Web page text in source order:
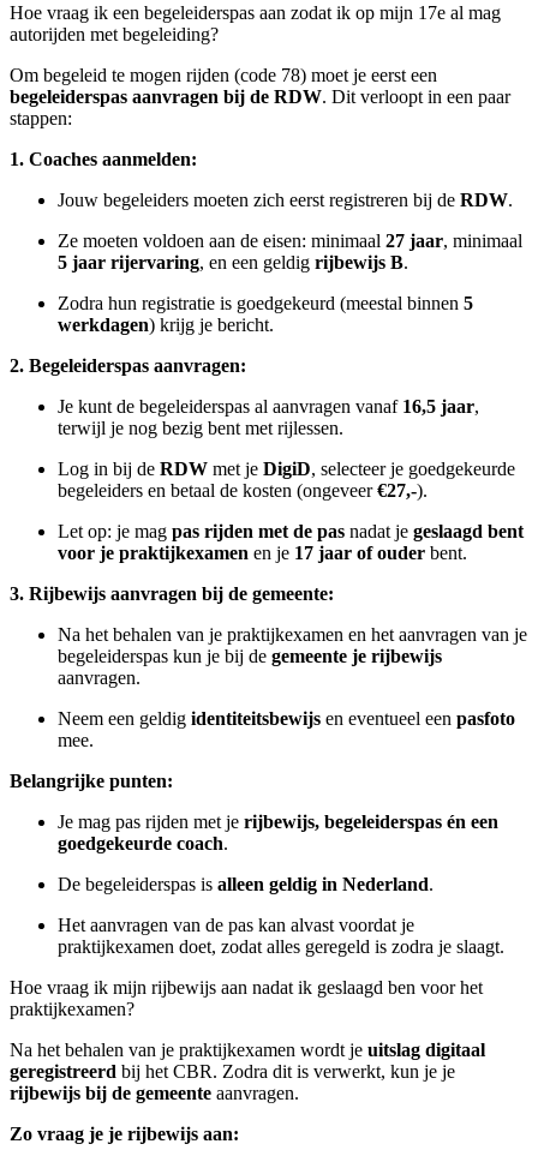
Hoe vraag ik een begeleiderspas aan zodat ik op mijn 17e al mag
autorijden met begeleiding?
Om begeleid te mogen rijden (code 78) moet je eerst een
begeleiderspas aanvragen bij de RDW. Dit verloopt in een paar
stappen:
1. Coaches aanmelden:
Jouw begeleiders moeten zich eerst registreren bij de RDW.
Ze moeten voldoen aan de eisen: minimaal 27 jaar, minimaal
5 jaar rijervaring, en een geldig rijbewijs B.
Zodra hun registratie is goedgekeurd (meestal binnen 5
werkdagen) krijg je bericht.
2. Begeleiderspas aanvragen:
Je kunt de begeleiderspas al aanvragen vanaf 16,5 jaar,
terwijl je nog bezig bent met rijlessen.
Log in bij de RDW met je DigiD, selecteer je goedgekeurde
begeleiders en betaal de kosten (ongeveer€27,-).
Let op: je mag pas rijden met de pas nadat je geslaagd bent
voor je praktijkexamen en je 17 jaar of ouder bent.
3. Rijbewijs aanvragen bij de gemeente:
Na het behalen van je praktijkexamen en het aanvragen van je
begeleiderspas kun je bij de gemeente je rijbewijs
aanvragen.
Neem een geldig identiteitsbewijs en eventueel een pasfoto
mee.
Belangrijke punten:
Je mag pas rijden met je rijbewijs, begeleiderspas én een
goedgekeurde coach.
De begeleiderspas is alleen geldig in Nederland.
Het aanvragen van de pas kan alvast voordat je
praktijkexamen doet, zodat alles geregeld is zodra je slaagt.
Hoe vraag ik mijn rijbewijs aan nadat ik geslaagd ben voor het
praktijkexamen?
Na het behalen van je praktijkexamen wordt je uitslag digitaal
geregistreerd bij het CBR. Zodra dit is verwerkt, kun je je
rijbewijs bij de gemeente aanvragen.
Zo vraag je je rijbewijs aan: